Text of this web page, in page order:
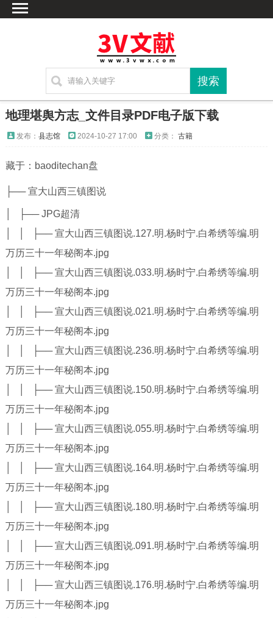
方志
新编方志
联系方式
网站声明
地理堪舆方志_文件目录PDF电子版下载
发布： 县志馆 2024-10-27 17:00 分类： 古籍
藏于：baoditechan盘
├── 宣大山西三镇图说
│ ├── JPG超清
│ │ ├── 宣大山西三镇图说.127.明.杨时宁.白希绣等编.明
万历三十一年秘阁本.jpg
│ │ ├── 宣大山西三镇图说.033.明.杨时宁.白希绣等编.明
万历三十一年秘阁本.jpg
│ │ ├── 宣大山西三镇图说.021.明.杨时宁.白希绣等编.明
万历三十一年秘阁本.jpg
│ │ ├── 宣大山西三镇图说.236.明.杨时宁.白希绣等编.明
万历三十一年秘阁本.jpg
│ │ ├── 宣大山西三镇图说.150.明.杨时宁.白希绣等编.明
万历三十一年秘阁本.jpg
│ │ ├── 宣大山西三镇图说.055.明.杨时宁.白希绣等编.明
万历三十一年秘阁本.jpg
│ │ ├── 宣大山西三镇图说.164.明.杨时宁.白希绣等编.明
万历三十一年秘阁本.jpg
│ │ ├── 宣大山西三镇图说.180.明.杨时宁.白希绣等编.明
万历三十一年秘阁本.jpg
│ │ ├── 宣大山西三镇图说.091.明.杨时宁.白希绣等编.明
万历三十一年秘阁本.jpg
│ │ ├── 宣大山西三镇图说.176.明.杨时宁.白希绣等编.明
万历三十一年秘阁本.jpg